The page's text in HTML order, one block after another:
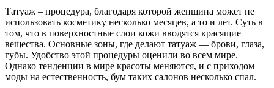
Татуаж – процедура, благодаря которой женщина может не
использовать косметику несколько месяцев, а то и лет. Суть в
том, что в поверхностные слои кожи вводятся красящие
вещества. Основные зоны, где делают татуаж — брови, глаза,
губы. Удобство этой процедуры оценили во всем мире.
Однако тенденции в мире красоты меняются, и с приходом
моды на естественность, бум таких салонов несколько спал.